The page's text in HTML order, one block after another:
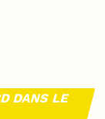
DANS LE